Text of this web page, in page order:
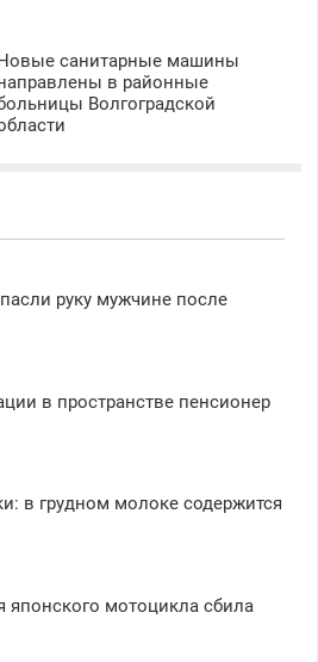
санитарные машины
в районные
Волгоградской
руку мужчине после
в пространстве пенсионер
в грудном молоке содержится
японского мотоцикла сбила